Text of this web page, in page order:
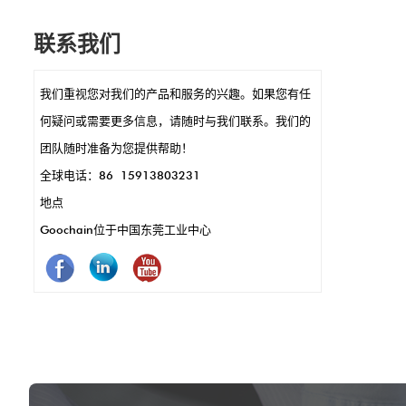
计，例如在手持式终端或读卡器中。 POGO引
交易的关键。另外，它们耐用且耐腐蚀，这意
味着更少的维护和更长的使用。简而言之，
Pogo引脚使POS系统的运作效果更好，更快，
联系我们
我们重视您对我们的产品和服务的兴趣。如果您有任
何疑问或需要更多信息，请随时与我们联系。我们的
团队随时准备为您提供帮助！
全球电话：86 15913803231
地点
Goochain位于中国东莞工业中心